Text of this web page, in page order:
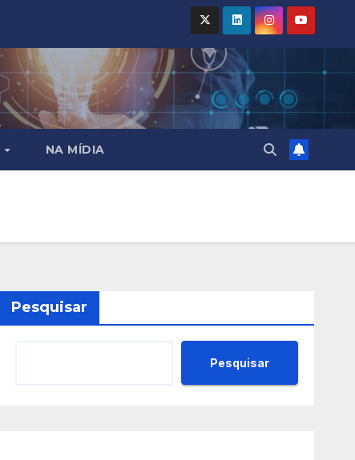
NA MÍDIA
Pesquisar
Pesquisar